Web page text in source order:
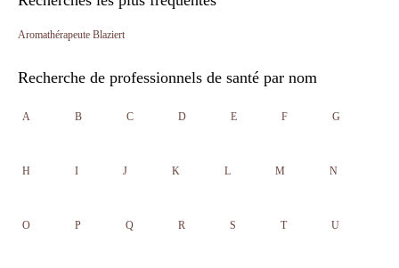
Aromathérapeute Blaziert
Recherche de professionnels de santé par nom
A B C D E F G
H I J K L M N
O P Q R S T U